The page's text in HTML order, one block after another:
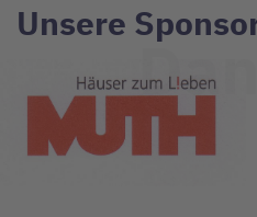
Unsere